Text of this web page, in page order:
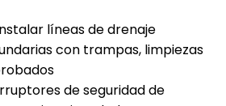
líneas de drenaje
con trampas, limpiezas
de seguridad de